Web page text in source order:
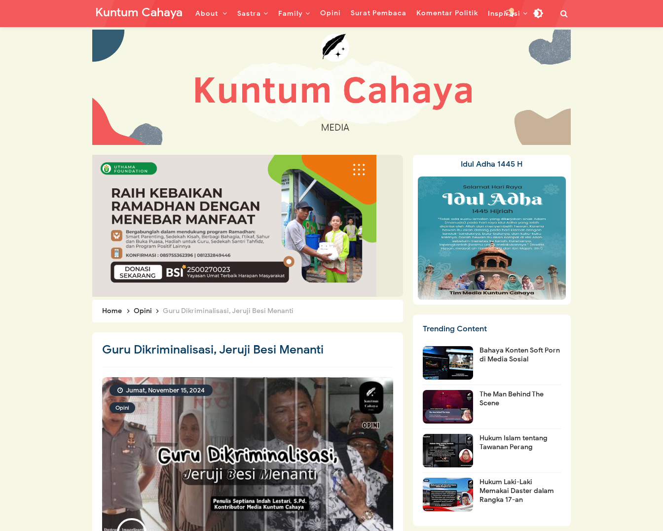
Kuntum Cahaya About Sastra Family Opini Surat Pembaca Komentar Politik Inspirasi
Home Opini Guru Dikriminalisasi, Jeruji Besi Menanti
Guru Dikriminalisasi, Jeruji Besi Menanti
Opini
Jumat, November 15, 2024
Idul Adha 1445 H
Trending Content
Bahaya Konten Soft Porn
di Media Sosial
The Man Behind The
Scene
Hukum Islam tentang
Tawanan Perang
Hukum Laki-Laki
Memakai Daster dalam
Rangka 17-an